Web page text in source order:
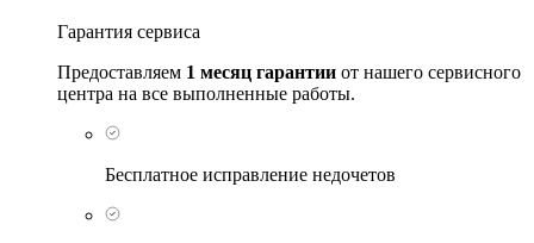
Гарантия сервиса
Предоставляем 1 месяц гарантии от нашего сервисного
центра на все выполненные работы.
Бесплатное исправление недочетов